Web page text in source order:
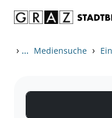
› ... Mediensuche ›